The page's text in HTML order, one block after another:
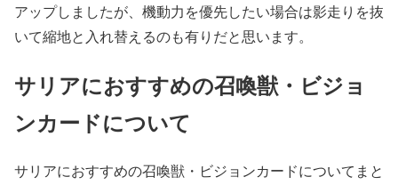
アップしましたが、機動力を優先したい場合は影走りを抜
いて縮地と入れ替えるのも有りだと思います。
サリアにおすすめの召喚獣・ビジョ
ンカードについて
サリアにおすすめの召喚獣・ビジョンカードについてまと